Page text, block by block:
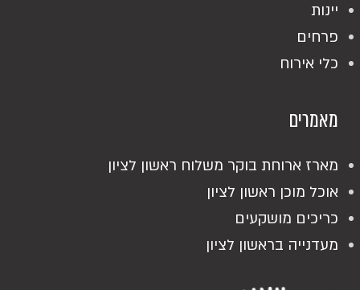
מאמרים
מארז ארוחת בוקר משלוח ראשון לציון
אוכל מוכן ראשון לציון
כריכים מושקעים
מעדנייה בראשון לציון
יינות
פרחים
כלי אירוח